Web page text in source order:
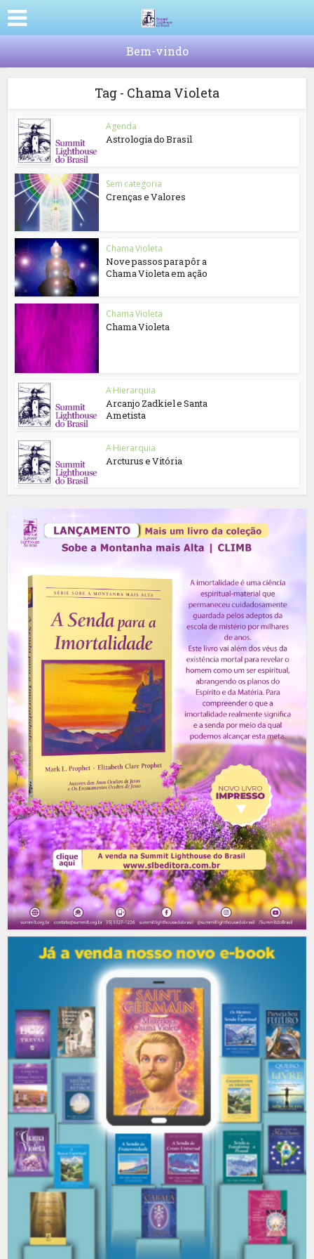
Bem-vindo
Tag - Chama Violeta
Agenda
Astrologia do Brasil
Sem categoria
Crenças e Valores
Chama Violeta
Nove passos para pôr a
Chama Violeta em ação
Chama Violeta
Chama Violeta
A Hierarquia
Arcanjo Zadkiel e Santa
Ametista
A Hierarquia
Arcturus e Vitória